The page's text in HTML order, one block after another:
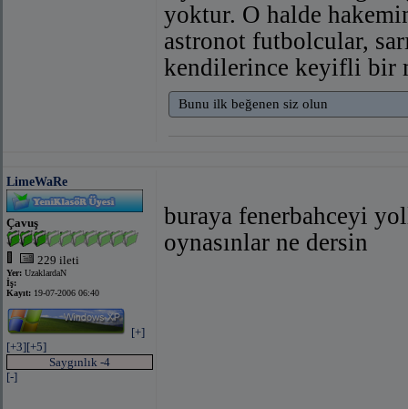
yoktur. O halde
astronot futbolcular,
kendilerince keyifli bir
Bunu ilk beğenen siz olun
LimeWaRe
Çavuş
229 ileti
Yer: UzaklardaN
İş:
Kayıt: 19-07-2006 06:40
[+]
[+3][+5]
Saygınlık -4
[-]
buraya fenerbahceyi
oynasınlar ne dersin